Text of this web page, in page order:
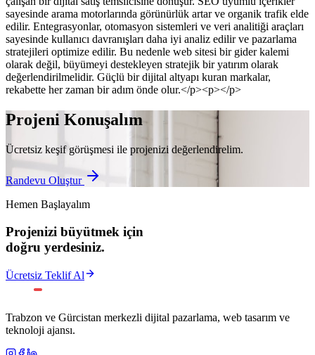
sayesinde arama motorlarında görünürlük artar ve organik trafik elde
edilir. Entegrasyonlar, otomasyon sistemleri ve veri analitiği araçları
sayesinde kullanıcı davranışları daha iyi analiz edilir ve pazarlama
stratejileri optimize edilir. Bu nedenle web sitesi bir gider kalemi
olarak değil, büyümeyi destekleyen stratejik bir yatırım olarak
değerlendirilmelidir. Güçlü bir dijital altyapı kuran markalar,
rekabette her zaman bir adım önde olur.</p><p></p>
Projeni Konuşalım
Ücretsiz keşif görüşmesi ile projenizi değerlendirelim.
Randevu Oluştur
Hemen Başlayalım
Projenizi büyütmek için
doğru yerdesiniz.
Ücretsiz Teklif Al
Trabzon ve Gürcistan merkezli dijital pazarlama, web tasarım ve
teknoloji ajansı.